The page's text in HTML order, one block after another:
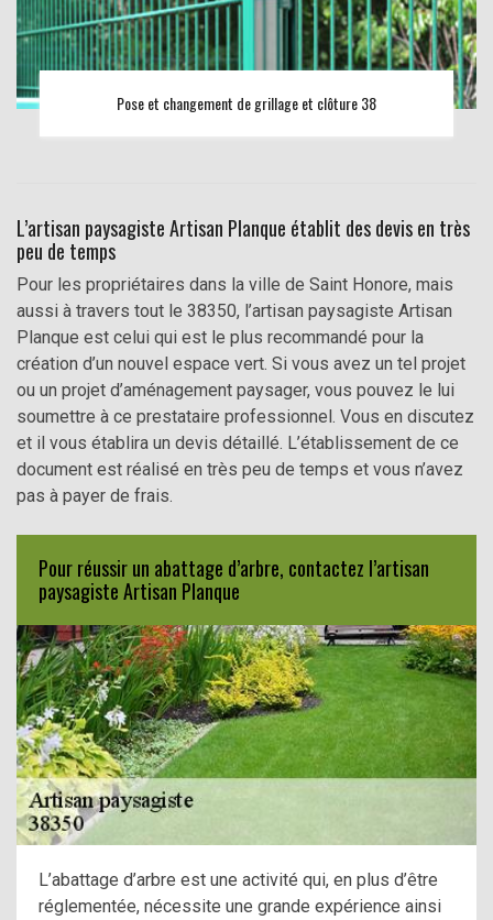
Pose et changement de grillage et clôture 38
L’artisan paysagiste Artisan Planque établit des devis en très
peu de temps
Pour les propriétaires dans la ville de Saint Honore, mais
aussi à travers tout le 38350, l’artisan paysagiste Artisan
Planque est celui qui est le plus recommandé pour la
création d’un nouvel espace vert. Si vous avez un tel projet
ou un projet d’aménagement paysager, vous pouvez le lui
soumettre à ce prestataire professionnel. Vous en discutez
et il vous établira un devis détaillé. L’établissement de ce
document est réalisé en très peu de temps et vous n’avez
pas à payer de frais.
Pour réussir un abattage d’arbre, contactez l’artisan
paysagiste Artisan Planque
L’abattage d’arbre est une activité qui, en plus d’être
réglementée, nécessite une grande expérience ainsi